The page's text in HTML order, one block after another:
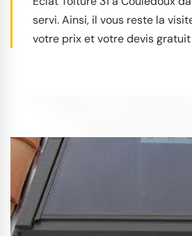
servi. Ainsi, il vous reste la
votre prix et votre devis gratuit